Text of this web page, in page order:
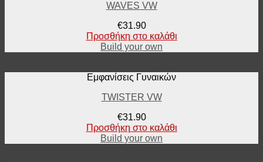
WAVES VW
€31.90
Προσθήκη στο καλάθι
Build your own
Εμφανίσεις Γυναικών
TWISTER VW
€31.90
Προσθήκη στο καλάθι
Build your own